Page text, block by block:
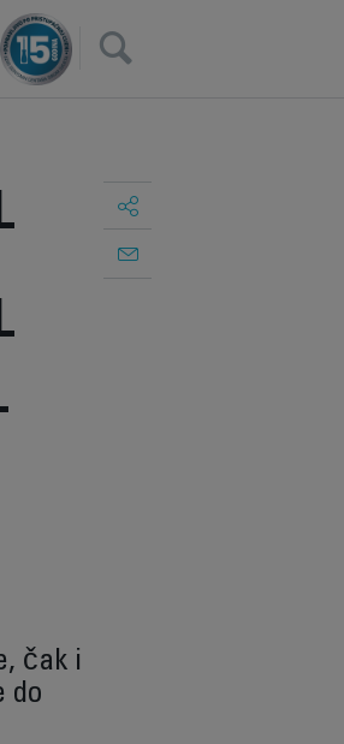
×
čak i
do